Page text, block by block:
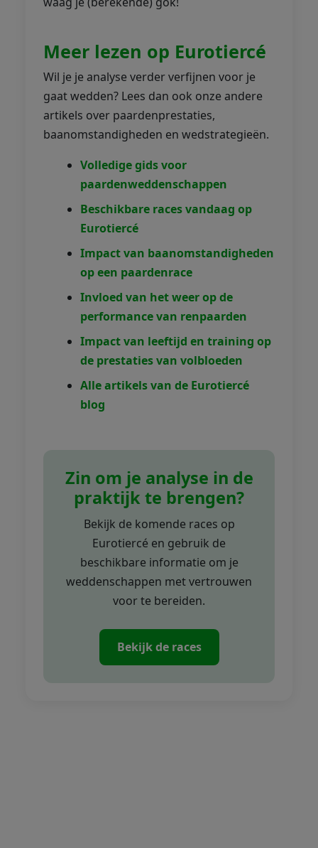
Meer lezen op Eurotiercé
Wil je je analyse verder verfijnen voor je
gaat wedden? Lees dan ook onze andere
artikels over paardenprestaties,
baanomstandigheden en wedstrategieën.
Volledige gids voor
paardenweddenschappen
Beschikbare races vandaag op
Eurotiercé
Impact van baanomstandigheden
op een paardenrace
Invloed van het weer op de
performance van renpaarden
Impact van leeftijd en training op
de prestaties van volbloeden
Alle artikels van de Eurotiercé
blog
Zin om je analyse in de
praktijk te brengen?
Bekijk de komende races op
Eurotiercé en gebruik de
beschikbare informatie om je
weddenschappen met vertrouwen
voor te bereiden.
Bekijk de races